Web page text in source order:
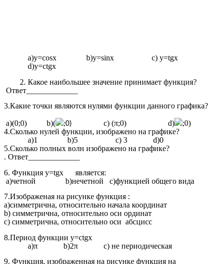
а)у=cosx b)y=sinx c) y=tgx
d)y=ctgx
2. Какое наибольшее значение принимает функция?
Ответ_____________
3.Какие точки являются нулями функции данного графика?
а)(0;0) b)( ;0) c) (π;0) d)
;0)
4.Сколько нулей функции, изображено на графике?
а)1 b)5 c) 3 d)0
5.Сколько полных волн изображено на графике?
. Ответ_____________
6. Функция y=tgx является:
а)четной b)нечетной с)функцией общего вида
7.Изображеная на рисунке функция :
а)симметрична, относительно начала координат
b) симметрична, относительно оси ординат
с) симметрична, относительно оси абсцисс
8.Период функции y=сtgx
а)π b)2π c) не периодическая
9. Функция, изображенная на рисунке функция на